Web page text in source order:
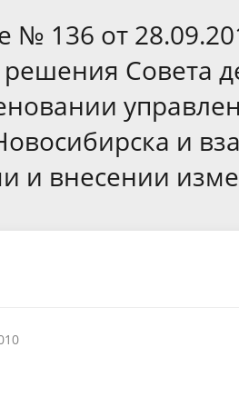
службы
фактах
№ 136 от
решения Совета
и
и внесении